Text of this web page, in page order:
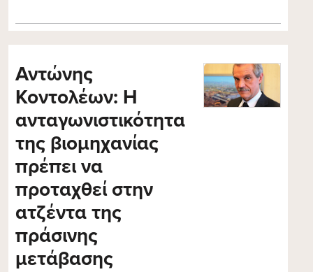
Αντώνης
Κοντολέων: Η
ανταγωνιστικότητα
της βιομηχανίας
πρέπει να
προταχθεί στην
ατζέντα της
πράσινης
μετάβασης